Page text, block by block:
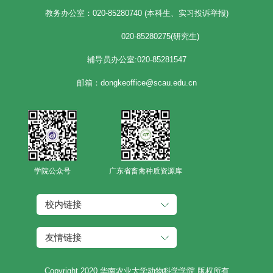
教务办公室：020-85280740 (本科生、实习投诉举报)
020-85280275(研究生)
辅导员办公室:020-85281547
邮箱：dongkeoffice@scau.edu.cn
学院公众号 广东省畜禽种质资源库
校内链接
友情链接
Copyright 2020 华南农业大学动物科学学院 版权所有